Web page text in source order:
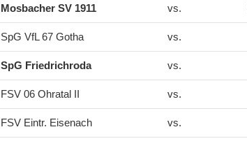
Mosbacher SV 1911 vs.
SpG VfL 67 Gotha vs.
SpG Friedrichroda vs.
FSV 06 Ohratal II vs.
FSV Eintr. Eisenach vs.